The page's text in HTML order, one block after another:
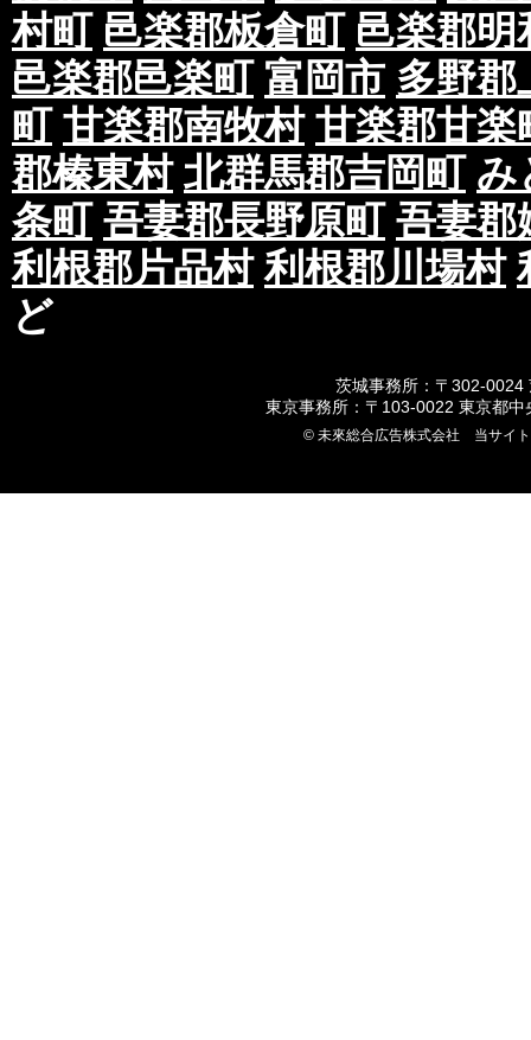
村町 邑楽郡板倉町 邑楽郡明
邑楽郡邑楽町 富岡市 多野郡
町 甘楽郡南牧村 甘楽郡甘楽
郡榛東村 北群馬郡吉岡町 み
条町 吾妻郡長野原町 吾妻郡
利根郡片品村 利根郡川場村
ど
茨城事務所：〒302-0024
東京事務所：〒103-0022 東京都
© 未來総合広告株式会社 当サイ